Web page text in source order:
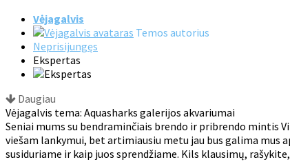
Vėjagalvis
Temos autorius
Neprisijungęs
Ekspertas
Daugiau
Vėjagalvis tema: Aquasharks galerijos akvariumai
Seniai mums su bendraminčiais brendo ir pribrendo mintis
viešam lankymui, bet artimiausiu metu jau bus galima mus
susiduriame ir kaip juos sprendžiame. Kils klausimų,